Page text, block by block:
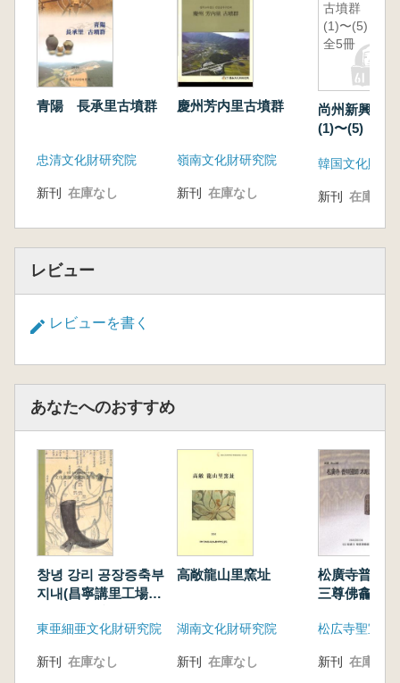
青陽 長承里古墳群
忠清文化財研究院
新刊 在庫なし
慶州芳内里古墳群
嶺南文化財研究院
新刊 在庫なし
古墳群
(1)〜(5)
全5冊
尚州新興里
(1)〜(5) 全5
新刊 在庫なし
レビュー
レビューを書く
あなたへのおすすめ
창녕 강리 공장증축부
지내(昌寧講里工場増
発掘調査報告書
東亜細亜文化財研究院
新刊 在庫なし
高敞龍山里窯址
湖南文化財研究院
新刊 在庫なし
松廣寺普照
三尊佛龕
松広寺聖宝博
新刊 在庫なし